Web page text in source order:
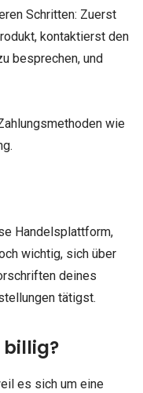
Schritten: Zuerst
kontaktierst den
besprechen, und
wie
Handelsplattform,
wichtig, sich über
deines
tätigst.
billig?
es sich um eine